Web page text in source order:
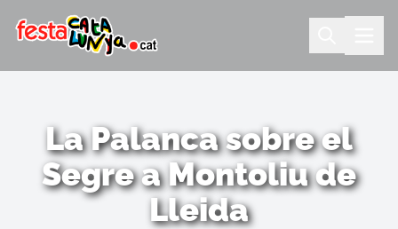
La Palanca sobre el
Segre a Montoliu de
Lleida